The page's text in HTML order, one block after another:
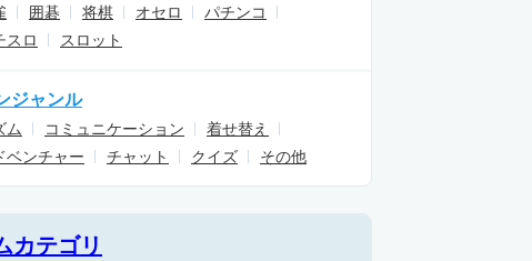
囲碁 将棋 オセロ
パチンコ
スロ
スロット
ジャンル
ム コミュニケーション
着せ替え
ベンチャー
チャット クイズ その他
カテゴリ